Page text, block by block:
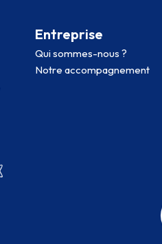
Entreprise
Qui sommes-nous ?
Notre accompagnement